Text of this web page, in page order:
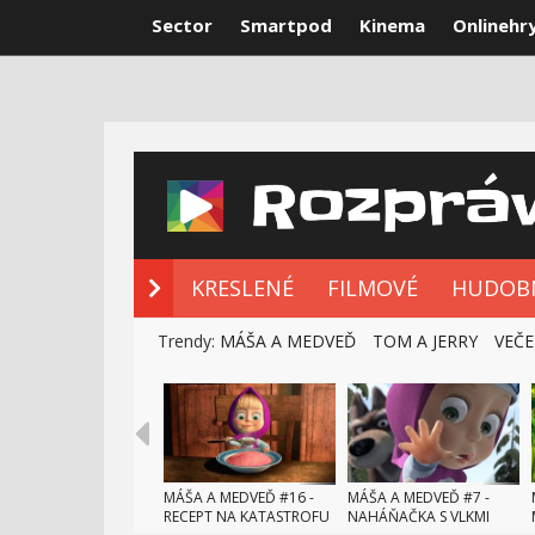
Sector Smartpod Kinema
KRESLENÉ FILMOVÉ
Trendy: MÁŠA A MEDVEĎ TOM A JERRY
MÁŠA A MEDVEĎ #16 -
RECEPT NA KATASTROFU
MÁŠA A MEDVEĎ #7 -
NAHÁŇAČKA S VLKMI